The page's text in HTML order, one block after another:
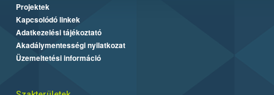
Projektek
Kapcsolódó linkek
Adatkezelési tájékoztató
Akadálymentességi nyilatkozat
Üzemeltetési információ